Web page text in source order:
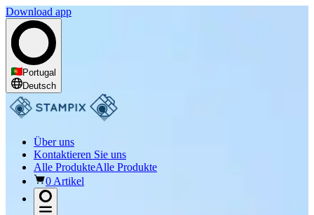
Download app
Portugal
Deutsch
Über uns
Kontaktieren Sie uns
Alle ProdukteAlle Produkte
0 Artikel